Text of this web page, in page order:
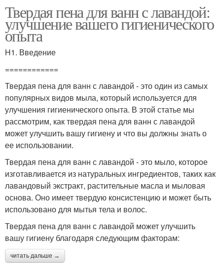
Твердая пена для ванн с лавандой:
улучшение вашего гигиенического
опыта
H1. Введение
============
Твердая пена для ванн с лавандой - это один из самых
популярных видов мыла, который используется для
улучшения гигиенического опыта. В этой статье мы
рассмотрим, как твердая пена для ванн с лавандой
может улучшить вашу гигиену и что вы должны знать о
ее использовании.
Твердая пена для ванн с лавандой - это мыло, которое
изготавливается из натуральных ингредиентов, таких как
лавандовый экстракт, растительные масла и мыловая
основа. Оно имеет твердую консистенцию и может быть
использовано для мытья тела и волос.
Твердая пена для ванн с лавандой может улучшить
вашу гигиену благодаря следующим факторам:
читать дальше →